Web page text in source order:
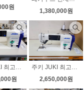
원
1,380,000원
주키 JUKI 최고급 보급형(새제품) 자동사절미싱 DDL-9000C-SMS 노루발자동 노루발10가지 전국무료배송
원
주키 JUKI 최고급 풀옵션 자동사절미싱 DDL-9000C-FMS 노루발10가지 전국무료배송
2,650,000원